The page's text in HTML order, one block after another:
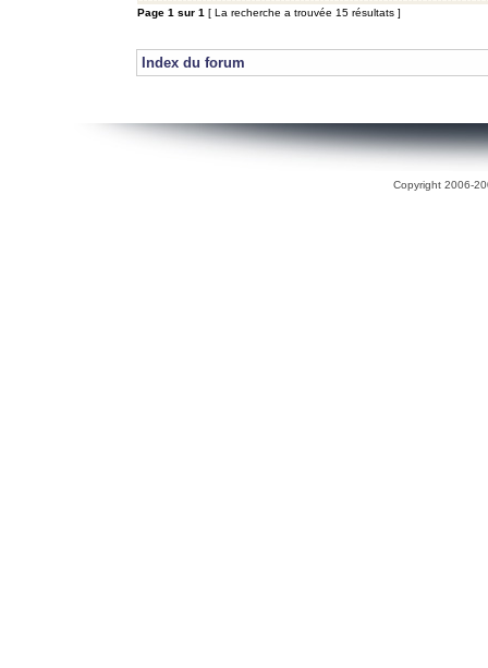
Page 1 sur 1 [ La recherche a trouvée 15 résultats ]
Index du forum
Copyright 2006-